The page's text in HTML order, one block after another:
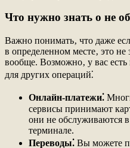
Что нужно знать о не
Важно понимать‚ что даже
в определенном месте‚ это не
вообще. Возможно‚ у вас есть
для других операций⁚
Онлайн-платежи⁚
сервисы принимают
они не обслуживаются
терминале.
Переводы⁚ Вы можете